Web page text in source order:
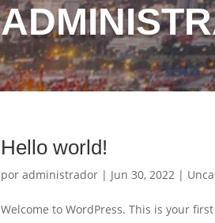
Hello world!
poradministrador | Jun 30, 2022 |
Welcome to WordPress. This is your